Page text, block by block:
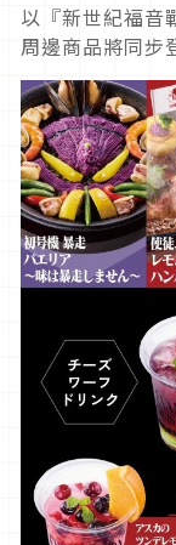
以『新世紀福音
周邊商品將同步